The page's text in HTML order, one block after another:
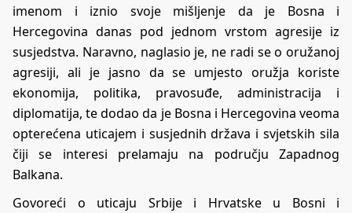
imenom i iznio svoje mišljenje da je Bosna i
Hercegovina danas pod jednom vrstom agresije iz
susjedstva. Naravno, naglasio je, ne radi se o oružanoj
agresiji, ali je jasno da se umjesto oružja koriste
ekonomija, politika, pravosuđe, administracija i
diplomatija, te dodao da je Bosna i Hercegovina veoma
opterećena uticajem i susjednih država i svjetskih sila
čiji se interesi prelamaju na području Zapadnog
Balkana.
Govoreći o uticaju Srbije i Hrvatske u Bosni i